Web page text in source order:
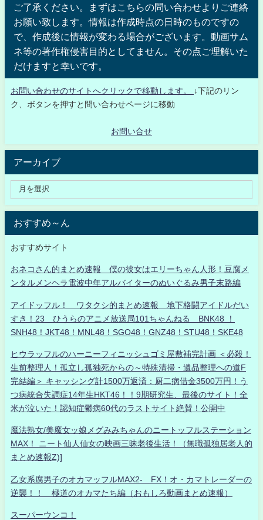
ご了承ください。まずはこちらの問い合わせよりご連絡
お願い致します。情報は作成時点の日時のものですの
で、作成後に情報が変わる場合がございます。動画サム
ネ等の著作権侵害目的としてません。その点ご理解いた
だけますと幸いです。
お問い合わせのサイトへクリックで移動します。
↓下記のリン
ク、ボタンを押すと問い合わせページに移動
お問い合せ
アーカイブ
おすすめ～ん
おすすめサイト
おネコさん的まとめ速報 僕の彼女はエリーちゃん人形！豆腐メ
ンタルメンヘラ電波中年アルバイターのぬいぐるみ男子末路編
アイドッフル！ ワタクシ的まとめ速報 地下格闘アイドルだい
すき！23 ひうらのアニメ放送局101ちゃんねる BNK48 ！
SNH48！JKT48！MNL48！SGO48！GNZ48！STU48！SKE48
ヒウラッフルのハーニーフィニッシュゴミ屋敷補完計画 ＜必殺！
生前整理人！孤立し孤独死からの～特殊清掃・遺品整理への道F
完結編＞ キャッシング計1500万返済：厨二病借金3500万円！う
つ病統合失調症14年生HKT46！！9期研究生、最後のサイト！全
米が泣いた！認知症鬱病60代のラストサイト絶賛！公開中
魔法熟女/美魔女ッ娘メグみみちゃんのニートッフルステーション
MAX！ ニート仙人仙女の映画三昧老後生活！（無職孤独居老人的
まとめ速報Z)]
乙女系腐男子のオカマッフルMAX2- FX！オ・カマトレーダーの
逆襲！！ 極道のオカマたち編（おもしろ動画まとめ速報）
スーパーウンコ！